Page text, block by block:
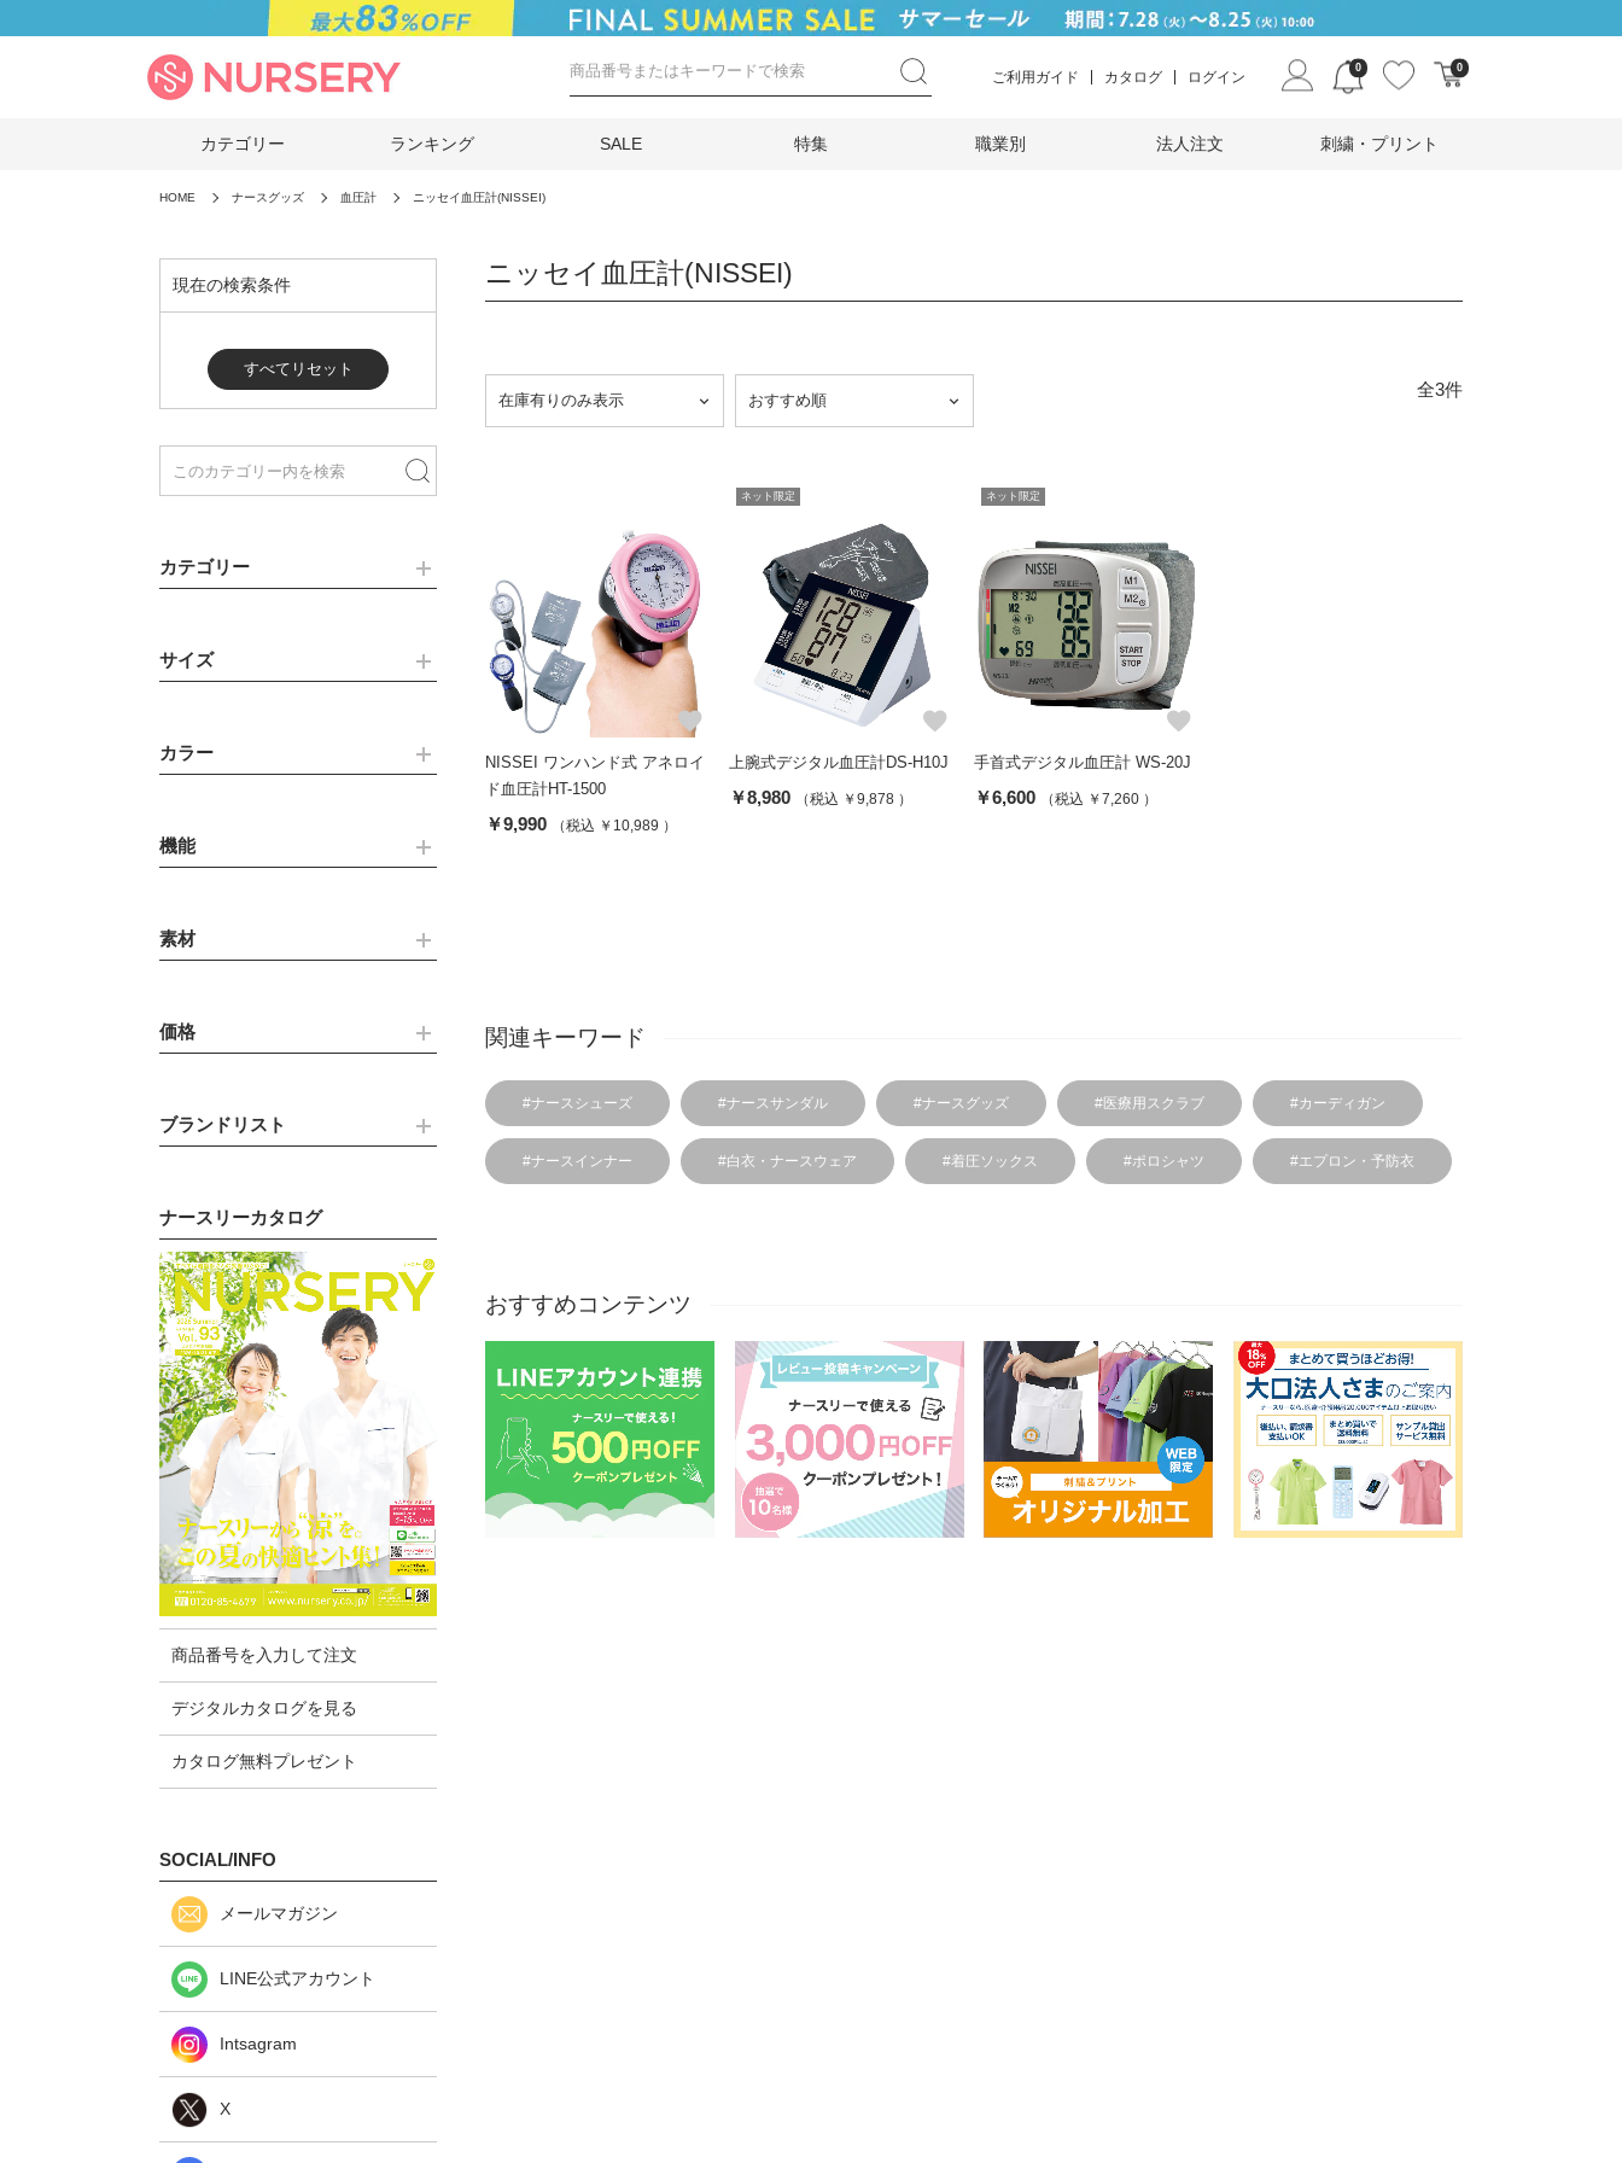
ご利用ガイド カタログ ログイン
0 0
カテゴリー ランキング SALE 特集 職業別 法人注文 刺繍・プリント
HOME ナースグッズ 血圧計 ニッセイ血圧計(NISSEI)
現在の検索条件
すべてリセット
カテゴリー
サイズ
カラー
機能
素材
価格
ブランドリスト
ナースリーカタログ
商品番号を入力して注文
デジタルカタログを見る
カタログ無料プレゼント
SOCIAL/INFO
メールマガジン
LINE公式アカウント
Intsagram
X
ニッセイ血圧計(NISSEI)
全3件
favorite
NISSEI ワンハンド式 アネロイ
ド血圧計HT-1500
￥9,990 （税込 ￥10,989 ）
ネット限定
favorite
上腕式デジタル血圧計DS-H10J
￥8,980 （税込 ￥9,878 ）
ネット限定
favorite
手首式デジタル血圧計 WS-20J
￥6,600 （税込 ￥7,260 ）
関連キーワード
#ナースシューズ #ナースサンダル #ナースグッズ #医療用スクラブ #カーディガン
#ナースインナー #白衣・ナースウェア #着圧ソックス #ポロシャツ #エプロン・予防衣
おすすめコンテンツ